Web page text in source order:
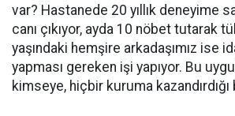
var? Hastanede 20 yıllık deneyime
canı çıkıyor, ayda 10 nöbet tutarak
yaşındaki hemşire arkadaşımız ise
yapması gereken işi yapıyor. Bu
kimseye, hiçbir kuruma kazandırdığı